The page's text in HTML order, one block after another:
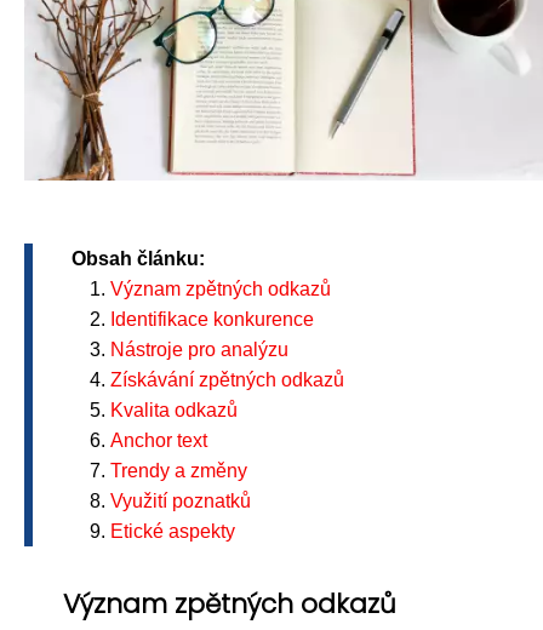
Obsah článku:
Význam zpětných odkazů
Identifikace konkurence
Nástroje pro analýzu
Získávání zpětných odkazů
Kvalita odkazů
Anchor text
Trendy a změny
Využití poznatků
Etické aspekty
Význam zpětných odkazů